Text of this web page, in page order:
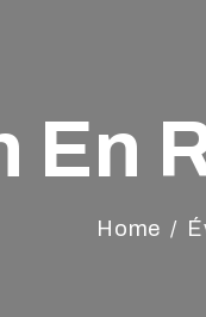
En
Home